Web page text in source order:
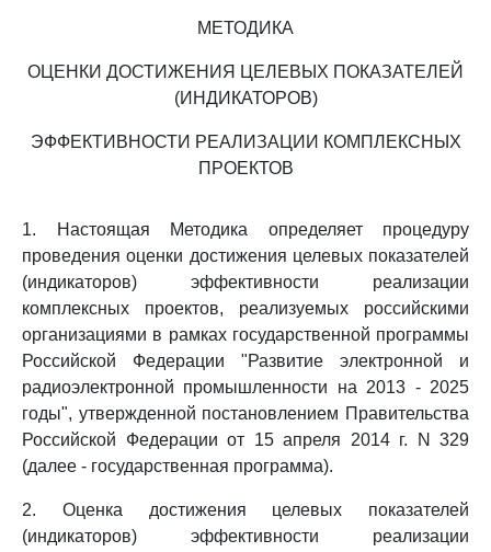
МЕТОДИКА
ОЦЕНКИ ДОСТИЖЕНИЯ ЦЕЛЕВЫХ ПОКАЗАТЕЛЕЙ
(ИНДИКАТОРОВ)
ЭФФЕКТИВНОСТИ РЕАЛИЗАЦИИ КОМПЛЕКСНЫХ
ПРОЕКТОВ
1. Настоящая Методика определяет процедуру
проведения оценки достижения целевых показателей
(индикаторов) эффективности реализации
комплексных проектов, реализуемых российскими
организациями в рамках государственной программы
Российской Федерации "Развитие электронной и
радиоэлектронной промышленности на 2013 - 2025
годы", утвержденной постановлением Правительства
Российской Федерации от 15 апреля 2014 г. N 329
(далее - государственная программа).
2. Оценка достижения целевых показателей
(индикаторов) эффективности реализации